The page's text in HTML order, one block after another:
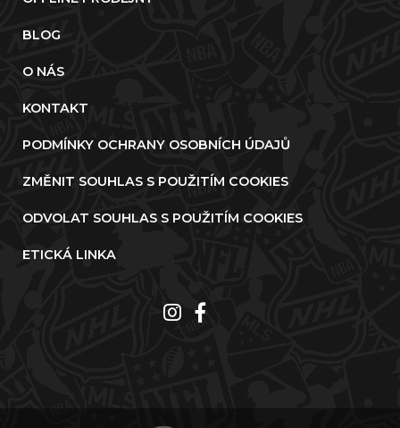
BLOG
O NÁS
KONTAKT
PODMÍNKY OCHRANY OSOBNÍCH ÚDAJŮ
ZMĚNIT SOUHLAS S POUŽITÍM COOKIES
ODVOLAT SOUHLAS S POUŽITÍM COOKIES
ETICKÁ LINKA